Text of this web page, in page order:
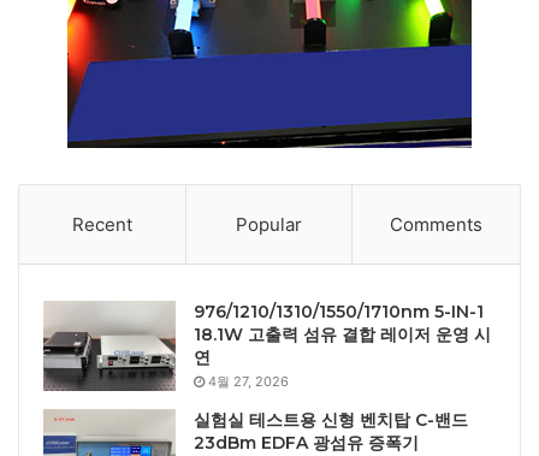
Recent Popular Comments
976/1210/1310/1550/1710nm 5-IN-1
18.1W 고출력 섬유 결합 레이저 운영 시
연
4월 27, 2026
실험실 테스트용 신형 벤치탑 C-밴드
23dBm EDFA 광섬유 증폭기